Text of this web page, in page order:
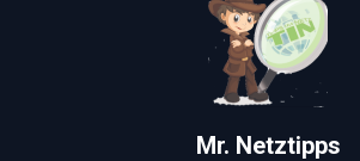
Mr. Netztipps